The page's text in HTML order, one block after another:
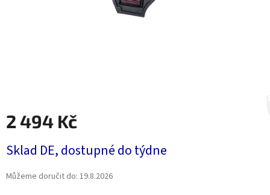
2 494 Kč
cena:
Sklad DE, dostupné do týdne
Můžeme doručit do: 19.8.2026